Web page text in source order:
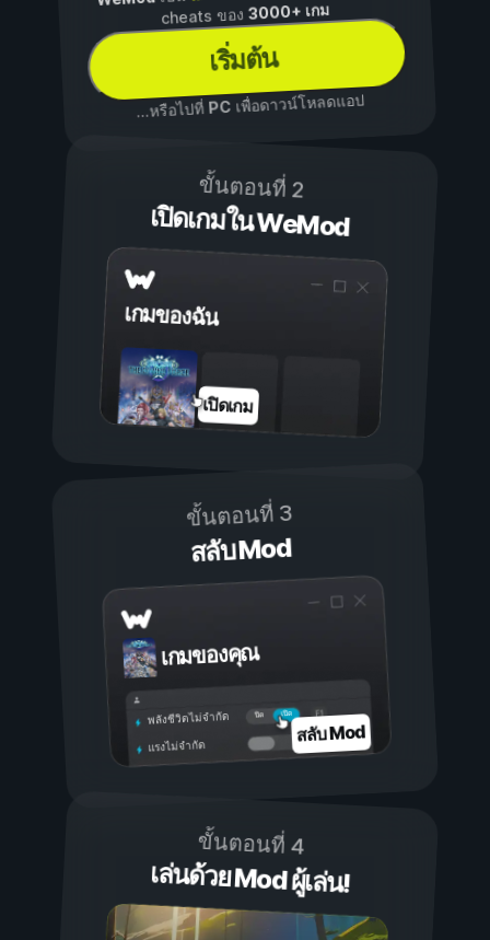
cheats ของ3000+ เกม
เริ่มต้น
...หรือไปที่ PCเพื่อดาวน์โหลดแอป
ขั้นตอนที่ 2
เปิดเกมใน WeMod
เกมของฉัน
เปิดเกม
ขั้นตอนที่ 3
สลับ Mod
เกมของคุณ
เปิด
ปิด
พลังชีวิตไม่จำกัด
แรงไม่จำกัด สลับ Mod
ขั้นตอนที่ 4
เล่นด้วย Mod ผู้เล่น!